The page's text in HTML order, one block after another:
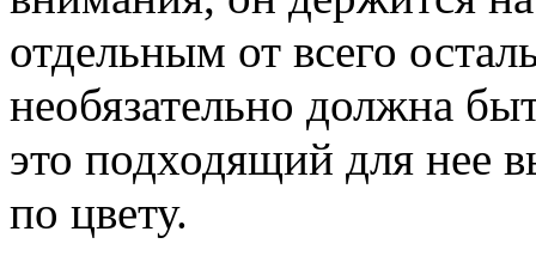
отдельным от всего
необязательно должна
это подходящий для нее
по цвету.